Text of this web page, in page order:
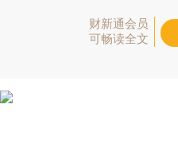
财新通会员
可畅读全文